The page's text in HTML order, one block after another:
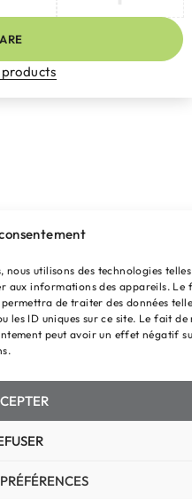
utilisons des technologies
aux informations des appareils. Le
de traiter des données
les ID uniques sur ce site. Le fait de
peut avoir un effet négatif